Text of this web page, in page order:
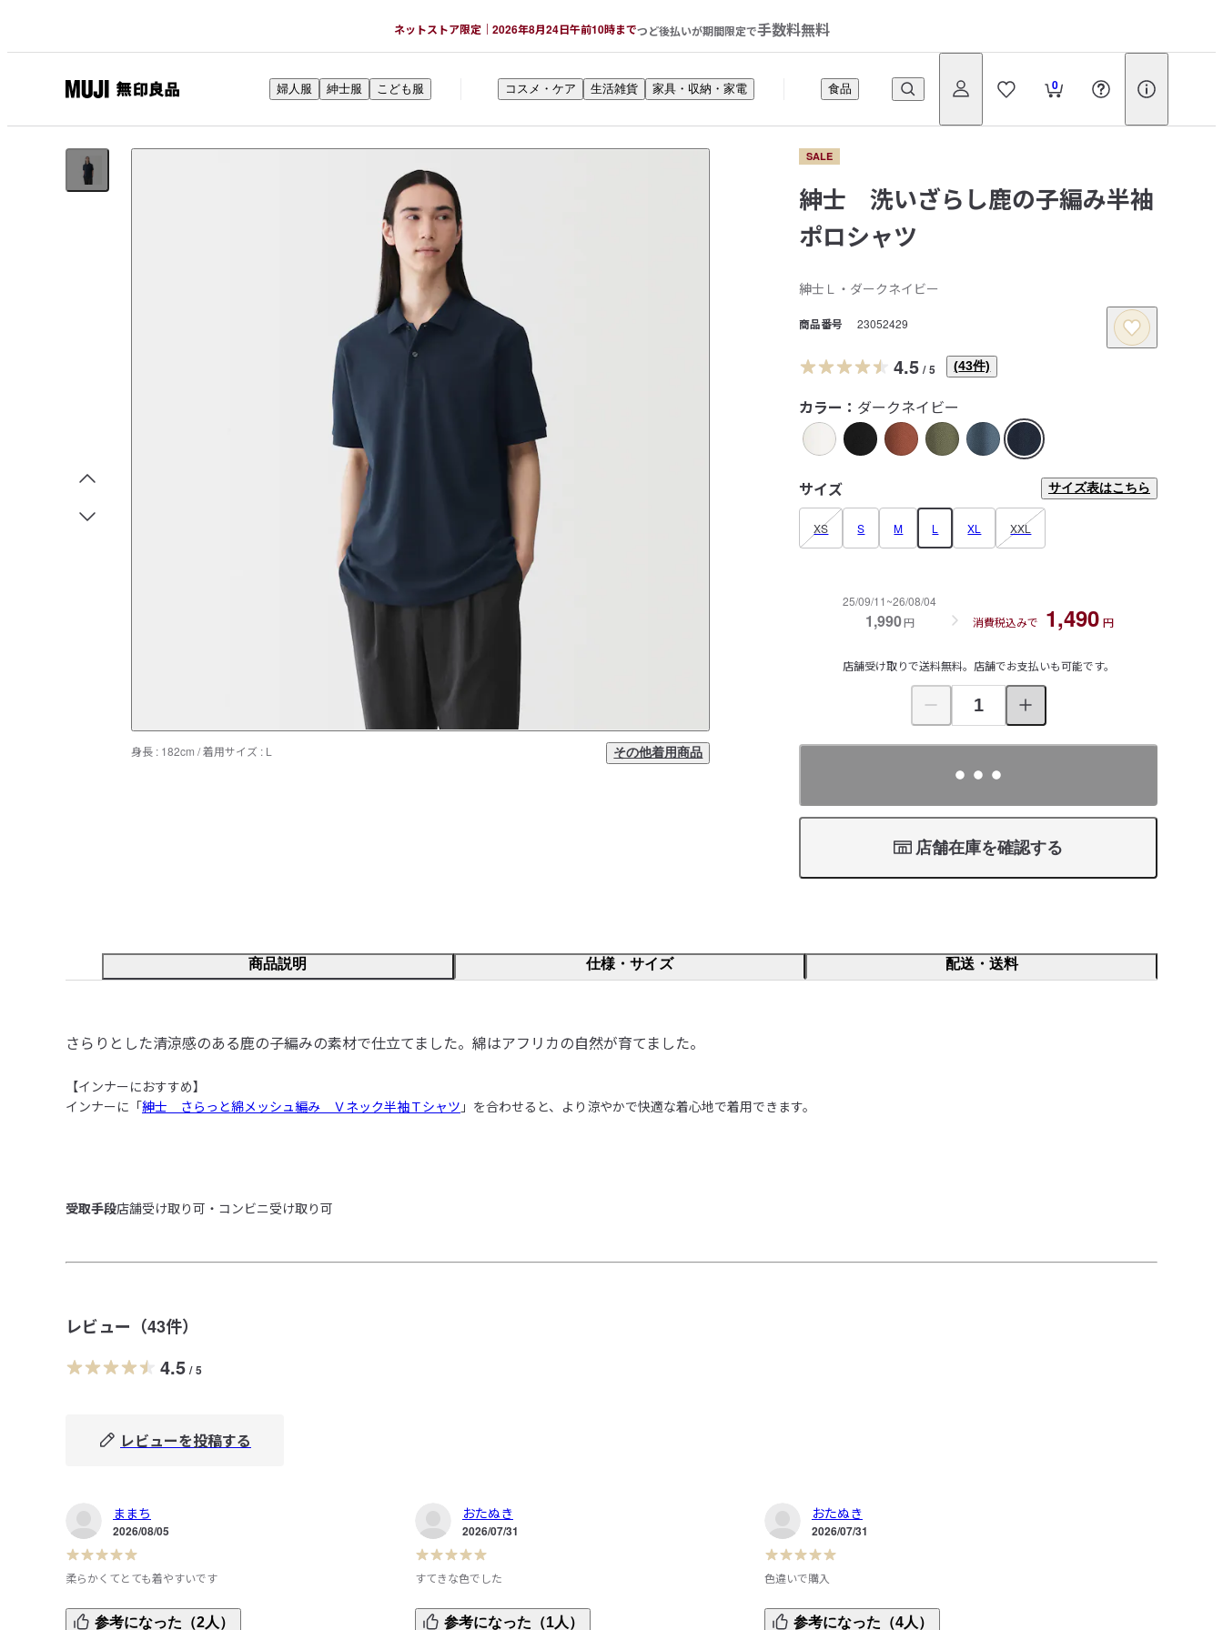
ネットストア限定｜2026年8月24日午前10時までつど後払いが期間限定で手数料無料
印
良
0
婦人服 紳士服 こども服 コスメ・ケア 生活雑貨 家具・収納・家電 食品
SALE
紳士 洗いざらし鹿の子編み半袖
ポロシャツ
紳士Ｌ・ダークネイビー
商品番号 23052429
4.5 / 5 (43件)
身長 : 182cm / 着用サイズ : L その他着用商品
カラー： ダークネイビー
サイズ サイズ表はこちら
XS S M L XL XXL
25/09/11~26/08/04
1,990円 消費税込みで 1,490 円
店舗受け取りで送料無料。店舗でお支払いも可能です。
店舗在庫を確認する
商品説明 仕様・サイズ 配送・送料
さらりとした清涼感のある鹿の子編みの素材で仕立てました。綿はアフリカの自然が育てました。
【インナーにおすすめ】
インナーに「紳士　さらっと綿メッシュ編み　Ｖネック半袖Ｔシャツ 」を合わせると、より涼やかで快適な着心地で着用できます。
受取手段店舗受け取り可・コンビニ受け取り可
レビュー（43件）
4.5 / 5
レビューを投稿する
ままち
2026/08/05
柔らかくてとても着やすいです
去年購入したダークネイビーの買い替えで、今回黒を購入し
参考になった（2人）
おたぬき
2026/07/31
すてきな色でした
これまでに色違いを購入、スモーキーブルーの色が気に入り
参考になった（1人）
おたぬき
2026/07/31
色違いで購入
前回ブラックを購入、暑さ厳しいのでネイビーも洗い替えに
参考になった（4人）